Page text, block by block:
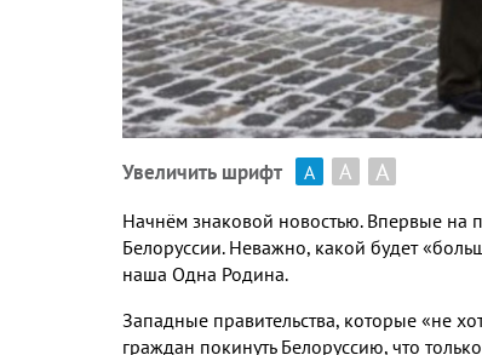
Увеличить шрифт А А А
Начнём знаковой новостью. Впервые на
Белоруссии. Неважно, какой будет
наша Одна Родина.
Западные правительства, которые «не
граждан покинуть Белоруссию, что